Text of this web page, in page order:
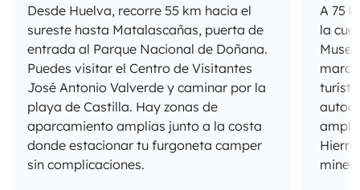
Desde Huelva, recorre 55 km hacia el
sureste hasta Matalascañas, puerta de
entrada al Parque Nacional de Doñana.
Puedes visitar el Centro de Visitantes
José Antonio Valverde y caminar por la
playa de Castilla. Hay zonas de
aparcamiento amplias junto a la costa
donde estacionar tu furgoneta camper
sin complicaciones.
A 75
la